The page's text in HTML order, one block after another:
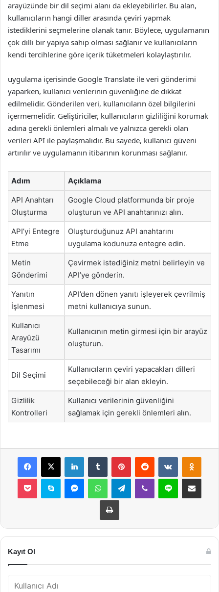
arayüzünde bir dil seçimi alanı da ekleyebilirler. Bu alan,
kullanıcıların hangi diller arasında çeviri yapmak
istediklerini seçmelerine olanak tanır. Böylece, uygulamanın
çok dilli bir yapıya sahip olması sağlanır ve kullanıcıların
kendi tercihlerine göre içerik tüketmeleri kolaylaştırılır.
uygulama içerisinde Google Translate ile veri gönderimi
yaparken, kullanıcı verilerinin güvenliğine de dikkat
edilmelidir. Gönderilen veri, kullanıcıların özel bilgilerini
içermemelidir. Geliştiriciler, kullanıcıların gizliliğini korumak
adına gerekli önlemleri almalı ve yalnızca gerekli olan
verileri API ile paylaşmalıdır. Bu sayede, kullanıcı güveni
artırılır ve uygulamanın itibarının korunması sağlanır.
Adım Açıklama
API Anahtarı
Oluşturma
Google Cloud platformunda bir proje
oluşturun ve API anahtarınızı alın.
API’yi Entegre
Etme
Oluşturduğunuz API anahtarını
uygulama kodunuza entegre edin.
Metin
Gönderimi
Çevirmek istediğiniz metni belirleyin ve
API’ye gönderin.
Yanıtın
İşlenmesi
API’den dönen yanıtı işleyerek çevrilmiş
metni kullanıcıya sunun.
Kullanıcı
Arayüzü
Tasarımı
Kullanıcının metin girmesi için bir arayüz
oluşturun.
Dil Seçimi
Kullanıcıların çeviri yapacakları dilleri
seçebileceği bir alan ekleyin.
Gizlilik
Kontrolleri
Kullanıcı verilerinin güvenliğini
sağlamak için gerekli önlemleri alın.
Facebook
X LinkedInTumblr PinterestReddit VKontakte
Pocket Skype MessengerWhatsAppTelegramViber Line E-Posta ile
Yazdır
Kayıt Ol